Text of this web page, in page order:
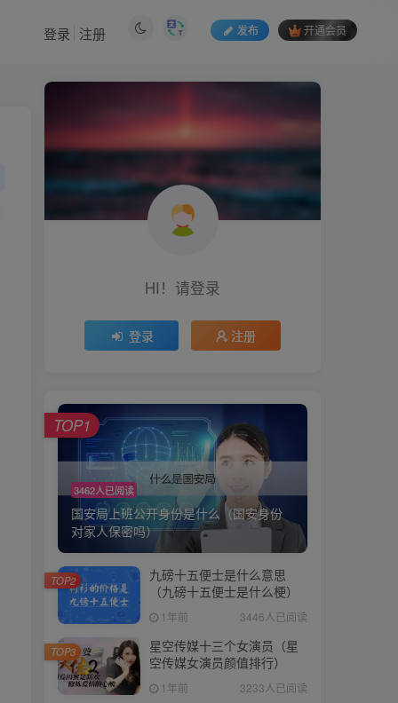
发布 开通会员
登录 注册
HI！请登录
登录 注册
3462人已阅读
国安局上班公开身份是什么（国安身份
对家人保密吗）
TOP1
九磅十五便士是什么意思
（九磅十五便士是什么梗）
1年前 3446人已阅读
TOP2
星空传媒十三个女演员（星
空传媒女演员颜值排行）
1年前 3233人已阅读
TOP3
HI！请登录
登录 注册
3462人已阅读
国安局上班公开身份是什么（国安身份
对家人保密吗）
TOP1
九磅十五便士是什么意思
（九磅十五便士是什么梗）
1年前 3446人已阅读
TOP2
星空传媒十三个女演员（星
空传媒女演员颜值排行）
1年前 3233人已阅读
TOP3